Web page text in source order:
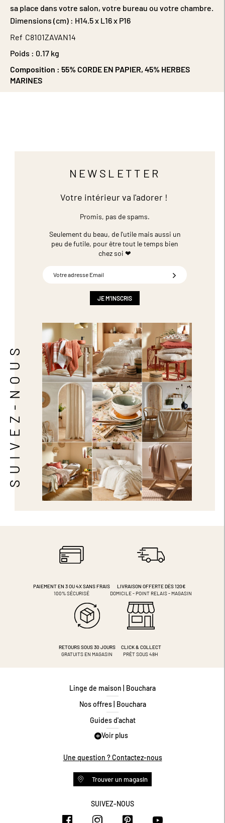
sa place dans votre salon, votre bureau ou votre chambre.
Dimensions (cm) : H14.5 x L16 x P16
Ref C8101ZAVAN14
Poids : 0.17 kg
Composition : 55% CORDE EN PAPIER, 45% HERBES
MARINES
SUIVEZ-NOUS
NEWSLETTER
Votre intérieur va l'adorer !
Promis, pas de spams.
Seulement du beau, de l'utile mais aussi un
peu de futile, pour être tout le temps bien
chez soi ❤
JE M'INSCRIS
PAIEMENT EN 3 OU 4XSANS FRAIS
100% SÉCURISÉ
LIVRAISON OFFERTE DÈS 120€
DOMICILE - POINT RELAIS - MAGASIN
RETOURS SOUS 30 JOURS
GRATUITS EN MAGASIN
CLICK & COLLECT
PRÊT SOUS 48H
Linge de maison | Bouchara
Nos offres | Bouchara
Guides d'achat
Guide des tailles
Programme de fidélité
Conditions des offres
Livraison et retours
Voir plus
Une question ? Contactez-nous
Trouver un magasin
SUIVEZ-NOUS
https://www.facebook.com/
https://https://